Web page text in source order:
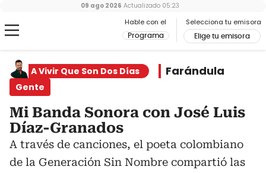
Hable con el
Programa
Selecciona tu emisora
Elige tu emisora
09 ago 2026 Actualizado 05:23
A Vivir Que Son Dos Días Farándula
Gente
Mi Banda Sonora con José Luis
Díaz-Granados
A través de canciones, el poeta colombiano
de la Generación Sin Nombre compartió las